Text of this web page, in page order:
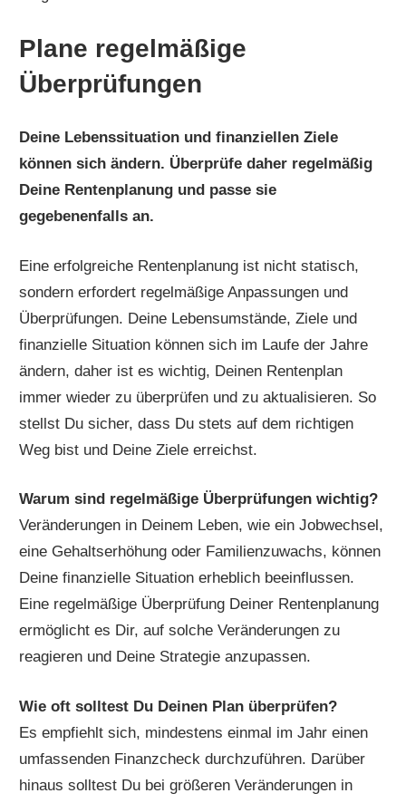
Plane regelmäßige
Überprüfungen
Deine Lebenssituation und finanziellen Ziele
können sich ändern. Überprüfe daher regelmäßig
Deine Rentenplanung und passe sie
gegebenenfalls an.
Eine erfolgreiche Rentenplanung ist nicht statisch,
sondern erfordert regelmäßige Anpassungen und
Überprüfungen. Deine Lebensumstände, Ziele und
finanzielle Situation können sich im Laufe der Jahre
ändern, daher ist es wichtig, Deinen Rentenplan
immer wieder zu überprüfen und zu aktualisieren. So
stellst Du sicher, dass Du stets auf dem richtigen
Weg bist und Deine Ziele erreichst.
Warum sind regelmäßige Überprüfungen wichtig?
Veränderungen in Deinem Leben, wie ein Jobwechsel,
eine Gehaltserhöhung oder Familienzuwachs, können
Deine finanzielle Situation erheblich beeinflussen.
Eine regelmäßige Überprüfung Deiner Rentenplanung
ermöglicht es Dir, auf solche Veränderungen zu
reagieren und Deine Strategie anzupassen.
Wie oft solltest Du Deinen Plan überprüfen?
Es empfiehlt sich, mindestens einmal im Jahr einen
umfassenden Finanzcheck durchzuführen. Darüber
hinaus solltest Du bei größeren Veränderungen in